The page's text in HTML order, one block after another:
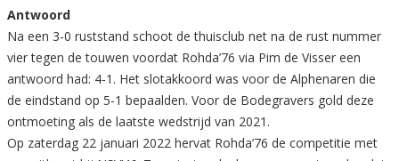
Antwoord
Na een 3-0 ruststand schoot de thuisclub net na de rust nummer
vier tegen de touwen voordat Rohda’76 via Pim de Visser een
antwoord had: 4-1. Het slotakkoord was voor de Alphenaren die
de eindstand op 5-1 bepaalden. Voor de Bodegravers gold deze
ontmoeting als de laatste wedstrijd van 2021.
Op zaterdag 22 januari 2022 hervat Rohda’76 de competitie met